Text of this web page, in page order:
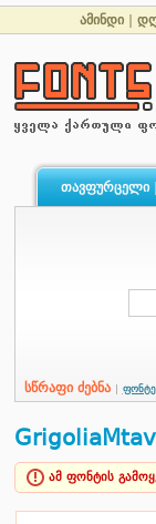
ამინდი
თავფურცელი|
სწრაფი ძებნა
ამ ფონტის